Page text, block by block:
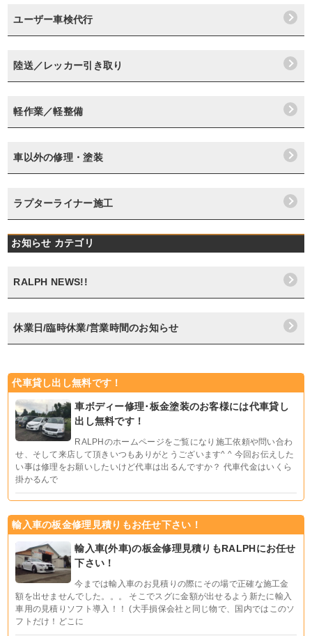
ユーザー車検代行
陸送／レッカー引き取り
軽作業／軽整備
車以外の修理・塗装
ラプターライナー施工
お知らせ カテゴリ
RALPH NEWS!!
休業日/臨時休業/営業時間のお知らせ
代車貸し出し無料です！
車ボディー修理･板金塗装のお客様には代車貸し
出し無料です！
RALPHのホームページをご覧になり施工依頼や問い合わ
せ、そして来店して頂きいつもありがとうございます^ ^ 今回お伝えした
い事は修理をお願いしたいけど代車は出るんですか？ 代車代金はいくら
掛かるんで
輸入車の板金修理見積りもお任せ下さい！
輸入車(外車)の板金修理見積りもRALPHにお任せ
下さい！
今までは輸入車のお見積りの際にその場で正確な施工金
額を出せませんでした。。。 そこでスグに金額が出せるよう新たに輸入
車用の見積りソフト導入！！ (大手損保会社と同じ物で、国内ではこのソ
フトだけ！どこに